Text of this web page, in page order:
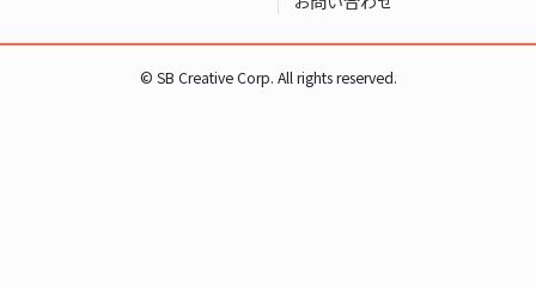
© SB Creative Corp. All rights reserved.